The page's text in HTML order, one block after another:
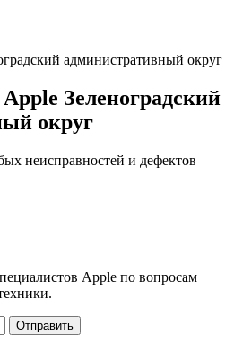
административный округ
Зеленоградский
округ
неисправностей и дефектов
Apple по вопросам
Отправить